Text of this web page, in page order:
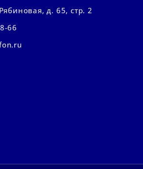
д. 65, стр. 2
66